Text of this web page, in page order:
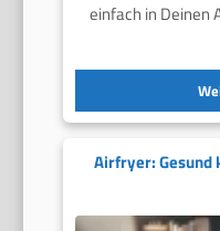
einfach in Deinen
Airfryer: Gesund